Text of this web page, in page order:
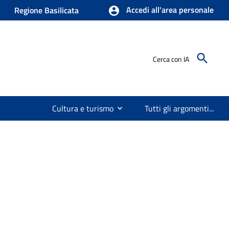
Regione Basilicata Accedi all'area personale
Cerca con IA
Cultura e turismo Tutti gli argomenti...